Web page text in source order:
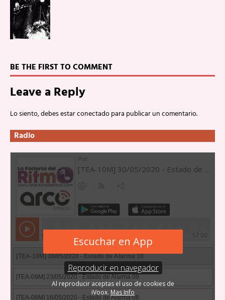
BE THE FIRST TO COMMENT
Leave a Reply
Lo siento, debes estarconectadopara publicar un comentario.
Radio